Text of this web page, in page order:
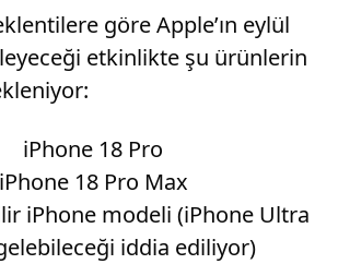
göre Apple’ın eylül
etkinlikte şu ürünlerin
iPhone 18 Pro
iPhone 18 Pro Max
iPhone modeli (iPhone Ultra
iddia ediliyor)